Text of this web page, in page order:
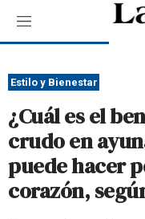
M
e
ú
Estilo y Bienestar
¿Cuál es el
crudo en
puede hacer
corazón,